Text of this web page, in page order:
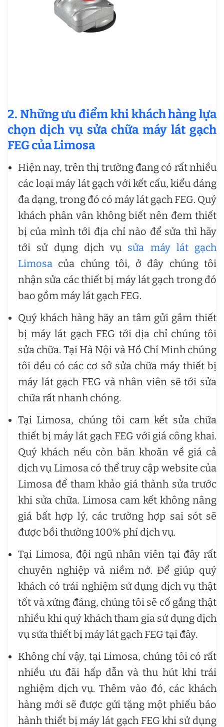
2. Những ưu điểm khi khách hàng lựa
chọn dịch vụ sửa chữa máy lát gạch
FEG của Limosa
Hiện nay, trên thị trường đang có rất nhiều
các loại máy lát gạch với kết cấu, kiểu dáng
đa dạng, trong đó có máy lát gạch FEG. Quý
khách phân vân không biết nên đem thiết
bị của mình tới địa chỉ nào để sửa thì hãy
tới sử dụng dịch vụ sửa máy lát gạch
Limosa của chúng tôi, ở đây chúng tôi
nhận sửa các thiết bị máy lát gạch trong đó
bao gồm máy lát gạch FEG.
Quý khách hàng hãy an tâm gửi gắm thiết
bị máy lát gạch FEG tới địa chỉ chúng tôi
sửa chữa. Tại Hà Nội và Hồ Chí Minh chúng
tôi đều có các cơ sở sửa chữa máy thiết bị
máy lát gạch FEG và nhân viên sẽ tới sửa
chữa rất nhanh chóng.
Tại Limosa, chúng tôi cam kết sửa chữa
thiết bị máy lát gạch FEG với giá công khai.
Quý khách nếu còn băn khoăn về giá cả
dịch vụ Limosa có thể truy cập website của
Limosa để tham khảo giá thành sửa trước
khi sửa chữa. Limosa cam kết không nâng
giá bất hợp lý, các trường hợp sai sót sẽ
được bồi thường 100% phí dịch vụ.
Tại Limosa, đội ngũ nhân viên tại đây rất
chuyên nghiệp và niềm nở. Để giúp quý
khách có trải nghiệm sử dụng dịch vụ thật
tốt và xứng đáng, chúng tôi sẽ cố gắng thật
nhiều khi quý khách tham gia sử dụng dịch
vụ sửa thiết bị máy lát gạch FEG tại đây.
Không chỉ vậy, tại Limosa, chúng tôi có rất
nhiều ưu đãi hấp dẫn và thu hút khi trải
nghiệm dịch vụ. Thêm vào đó, các khách
hàng mới sẽ được gửi tặng một phiếu bảo
hành thiết bị máy lát gạch FEG khi sử dụng